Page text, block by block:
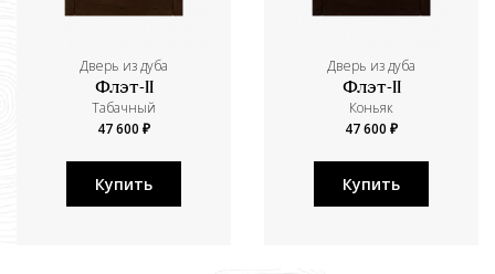
Дверь из дуба
Флэт-II
Табачный
47 600 ₽
Купить
Дверь из дуба
Флэт-II
Коньяк
47 600 ₽
Купить